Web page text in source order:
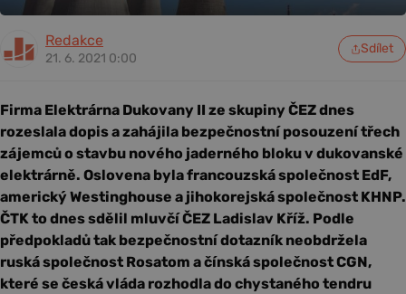
Redakce
21. 6. 2021 0:00
Sdílet
Firma Elektrárna Dukovany II ze skupiny ČEZ dnes
rozeslala dopis a zahájila bezpečnostní posouzení třech
zájemců o stavbu nového jaderného bloku v dukovanské
elektrárně. Oslovena byla francouzská společnost EdF,
americký Westinghouse a jihokorejská společnost KHNP.
ČTK to dnes sdělil mluvčí ČEZ Ladislav Kříž. Podle
předpokladů tak bezpečnostní dotazník neobdržela
ruská společnost Rosatom a čínská společnost CGN,
které se česká vláda rozhodla do chystaného tendru